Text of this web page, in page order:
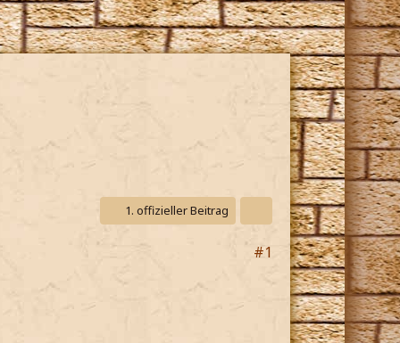
1. offizieller Beitrag
#1